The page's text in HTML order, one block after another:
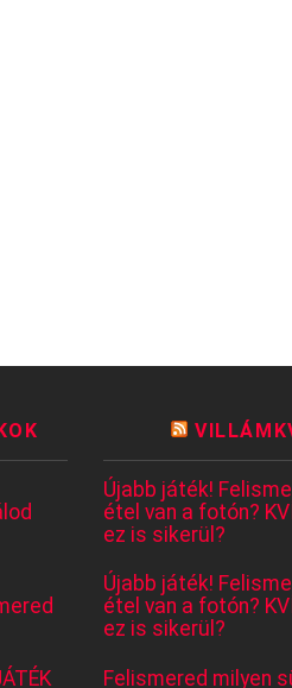
Újabb játék!
étel van a fotón?
ez is sikerül?
Újabb játék!
étel van a fotón?
ez is sikerül?
Felismered milyen